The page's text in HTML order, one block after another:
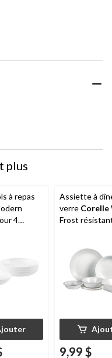
plus
à repas
4
Assiette à
verre Corelle
Frost
9,99 $